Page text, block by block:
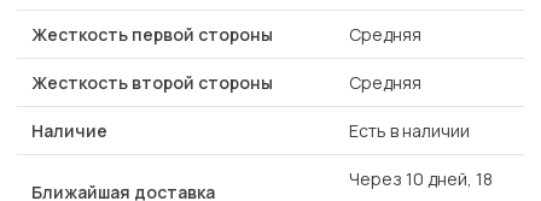
Жесткость первой стороны Средняя
Жесткость второй стороны Средняя
Наличие Есть в наличии
Ближайшая доставка
Через 10 дней, 18